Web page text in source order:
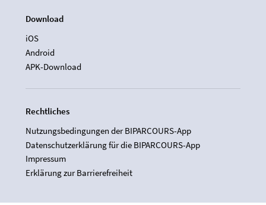
Download
iOS
Android
APK-Download
Rechtliches
Nutzungsbedingungen der BIPARCOURS-App
Datenschutzerklärung für die BIPARCOURS-App
Impressum
Erklärung zur Barrierefreiheit